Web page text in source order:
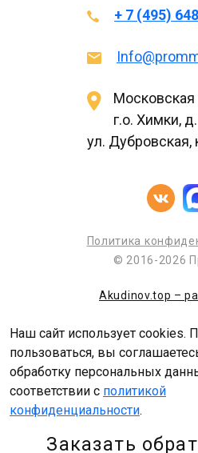
+ 7 (495)
Московская
г.о. Химки,
ул. Дубровская,
Политика
© 2016-2026
Akudinov.top –
Наш сайт использует cookies.
пользоваться, вы
обработку персональных
соответствии с политикой
конфиденциальности.
Заказать